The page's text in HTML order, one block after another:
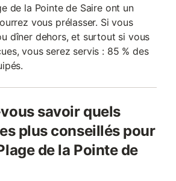
de la Pointe de Saire ont un
vous prélasser. Si vous
dîner dehors, et surtout si vous
vous serez servis : 85 % des
savoir quels
plus conseillés pour
de la Pointe de